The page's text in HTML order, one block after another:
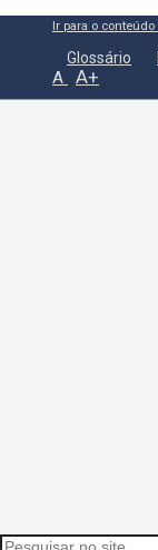
Ir para o conteúdo
Glossário
A A+